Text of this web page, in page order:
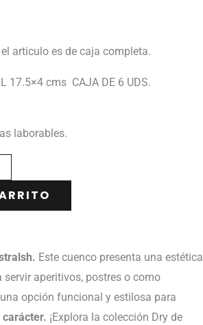
articulo es de caja completa.
17.5×4 cms CAJA DE 6 UDS.
laborables.
Este cuenco presenta una estética
aperitivos, postres o como
opción funcional y estilosa para
¡Explora la colección Dry de